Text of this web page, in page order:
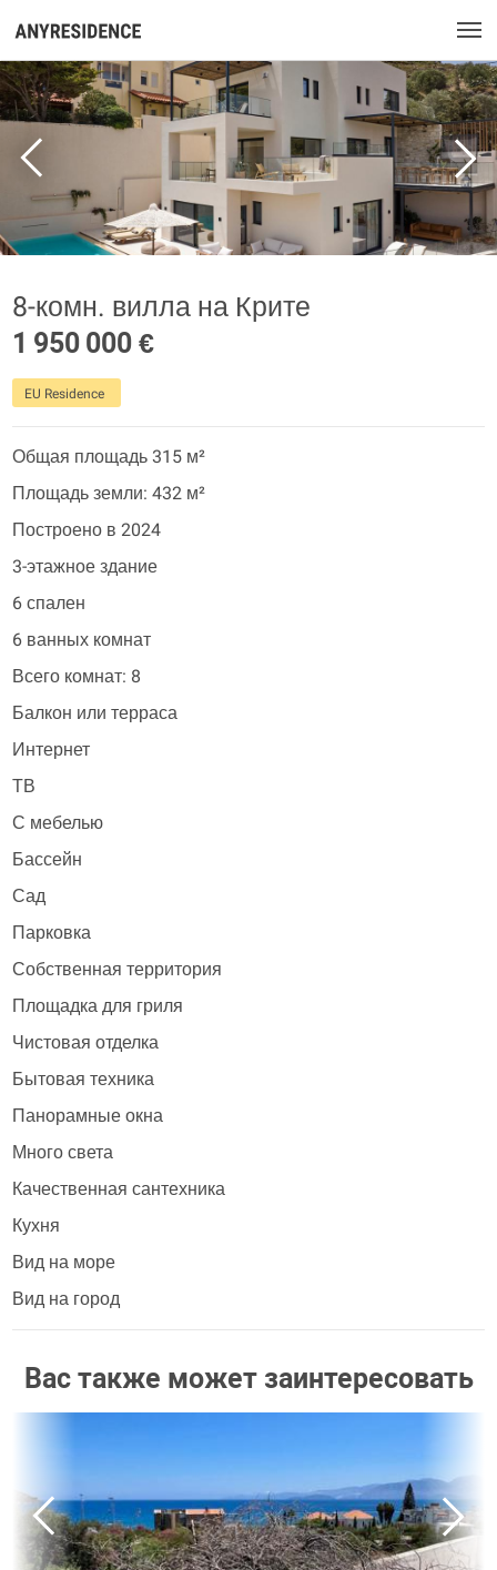
8-комн. вилла на Крите
1 950 000 €
EU Residence
Общая площадь 315 м²
Площадь земли: 432 м²
Построено в 2024
3-этажное здание
6 спален
6 ванных комнат
Всего комнат: 8
Балкон или терраса
Интернет
ТВ
С мебелью
Бассейн
Сад
Парковка
Собственная территория
Площадка для гриля
Чистовая отделка
Бытовая техника
Панорамные окна
Много света
Качественная сантехника
Кухня
Вид на море
Вид на город
Вас также может заинтересовать